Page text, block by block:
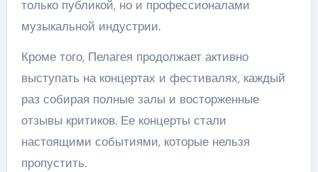
только публикой, но и профессионалами
музыкальной индустрии.
Кроме того, Пелагея продолжает активно
выступать на концертах и фестивалях, каждый
раз собирая полные залы и восторженные
отзывы критиков. Ее концерты стали
настоящими событиями, которые нельзя
пропустить.